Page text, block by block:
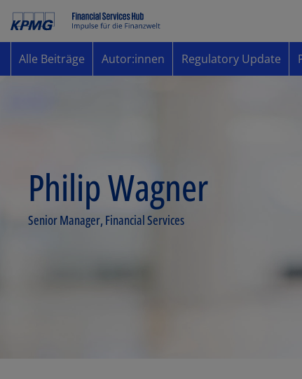
Alle Beiträge Autor:innen Regulatory Update
Philip Wagner
Senior Manager, Financial Services